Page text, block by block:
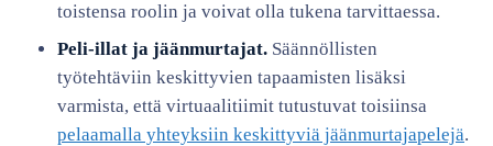
toistensa roolin ja voivat olla tukena tarvittaessa.
Peli-illat ja jäänmurtajat. Säännöllisten
työtehtäviin keskittyvien tapaamisten lisäksi
varmista, että virtuaalitiimit tutustuvat toisiinsa
pelaamalla yhteyksiin keskittyviä jäänmurtajapelejä.